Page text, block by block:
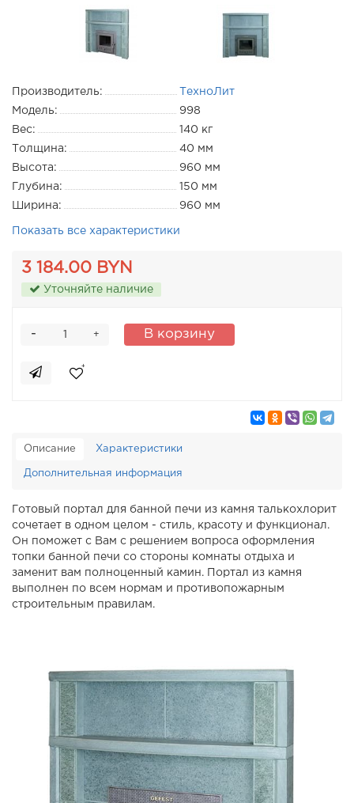
Производитель:
ТехноЛит
Модель:
998
Вес:
140 кг
Толщина:
40 мм
Высота:
960 мм
Глубина:
150 мм
Ширина:
960 мм
Показать все характеристики
3 184.00 BYN
Уточняйте наличие
+
- В корзину
Описание Характеристики
Дополнительная информация
Готовый портал для банной печи из камня талькохлорит
сочетает в одном целом - стиль, красоту и функционал.
Он поможет с Вам с решением вопроса оформления
топки банной печи со стороны комнаты отдыха и
заменит вам полноценный камин. Портал из камня
выполнен по всем нормам и противопожарным
строительным правилам.